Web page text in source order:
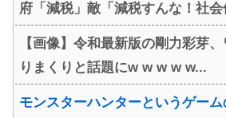
府「減税」敵「減税すんな！社
【画像】令和最新版の剛力彩芽
りまくりと話題にw w w w w...
モンスターハンターというゲー